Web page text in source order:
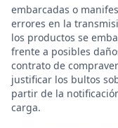
embarcadas o
errores en la
los productos se
frente a posibles
contrato de
justificar los bultos
partir de la
carga.